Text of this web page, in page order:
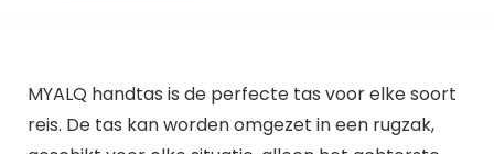
MYALQ handtas is de perfecte tas voor elke soort
reis. De tas kan worden omgezet in een rugzak,